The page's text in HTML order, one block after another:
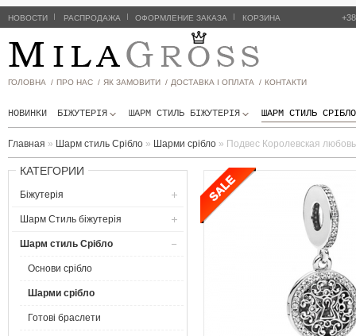
НОВОСТИ РАСПРОДАЖА ОФОРМЛЕНИЕ ЗАКАЗА КОРЗИНА
ГОЛОВНА / ПРО НАС / ЯК ЗАМОВИТИ / ДОСТАВКА І ОПЛАТА / КОНТАКТИ
НОВИНКИ БІЖУТЕРІЯ ШАРМ СТИЛЬ БIЖУТЕРIЯ ШАРМ СТИЛЬ СРІБЛО
Главная » Шарм стиль Срібло » Шарми срібло » Подвес Королевская
КАТЕГОРИИ
Біжутерія
Шарм Стиль бiжутерiя
Шарм стиль Срібло
Основи срібло
Шарми срібло
Готові браслети